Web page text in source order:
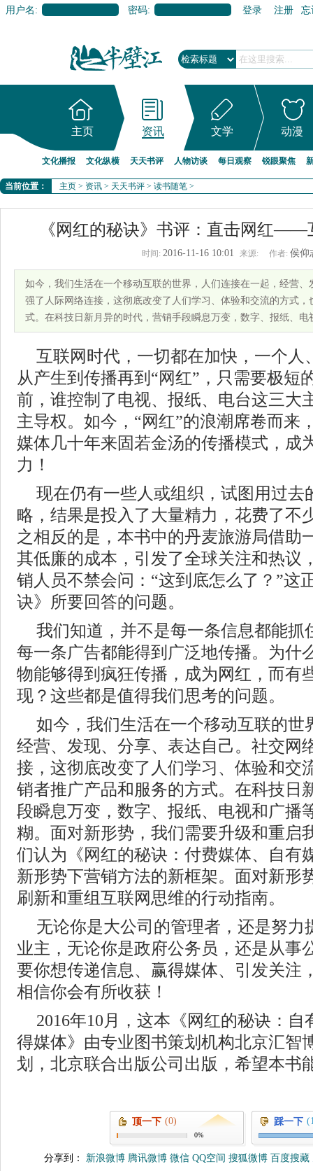
用户名: 密码: 登录 注册 忘
主页 资讯 文学 动漫
文化播报 文化纵横 天天书评 人物访谈 每日观察 锐眼聚焦
当前位置： 主页 > 资讯 > 天天书评 > 读书随笔 >
《网红的秘诀》书评：直击网红——
时间: 2016-11-16 10:01 来源: 作者: 侯
如今，我们生活在一个移动互联的世界，人们连接在一起，经营
强了人际网络连接，这彻底改变了人们学习、体验和交流的方式
式。在科技日新月异的时代，营销手段瞬息万变，数字、报纸、电
互联网时代，一切都在加快，一个人
从产生到传播再到“网红”，只需要极短
前，谁控制了电视、报纸、电台这三大
主导权。如今，“网红”的浪潮席卷而来
媒体几十年来固若金汤的传播模式，成
力！
现在仍有一些人或组织，试图用过去
略，结果是投入了大量精力，花费了不
之相反的是，本书中的丹麦旅游局借助
其低廉的成本，引发了全球关注和热议
销人员不禁会问：“这到底怎么了？”这
诀》所要回答的问题。
我们知道，并不是每一条信息都能抓
每一条广告都能得到广泛地传播。为什
物能够得到疯狂传播，成为网红，而有
现？这些都是值得我们思考的问题。
如今，我们生活在一个移动互联的世
经营、发现、分享、表达自己。社交网
接，这彻底改变了人们学习、体验和交
销者推广产品和服务的方式。在科技日
段瞬息万变，数字、报纸、电视和广播
糊。面对新形势，我们需要升级和重启
们认为《网红的秘诀：付费媒体、自有
新形势下营销方法的新框架。面对新形
刷新和重组互联网思维的行动指南。
无论你是大公司的管理者，还是努力
业主，无论你是政府公务员，还是从事
要你想传递信息、赢得媒体、引发关注
相信你会有所收获！
2016年10月，这本《网红的秘诀：
得媒体》由专业图书策划机构北京汇智
划，北京联合出版公司出版，希望本书
顶一下 (0)
0%
踩一下
分享到： 新浪微博 腾讯微博 微信 QQ空间 搜狐微博 百度搜藏